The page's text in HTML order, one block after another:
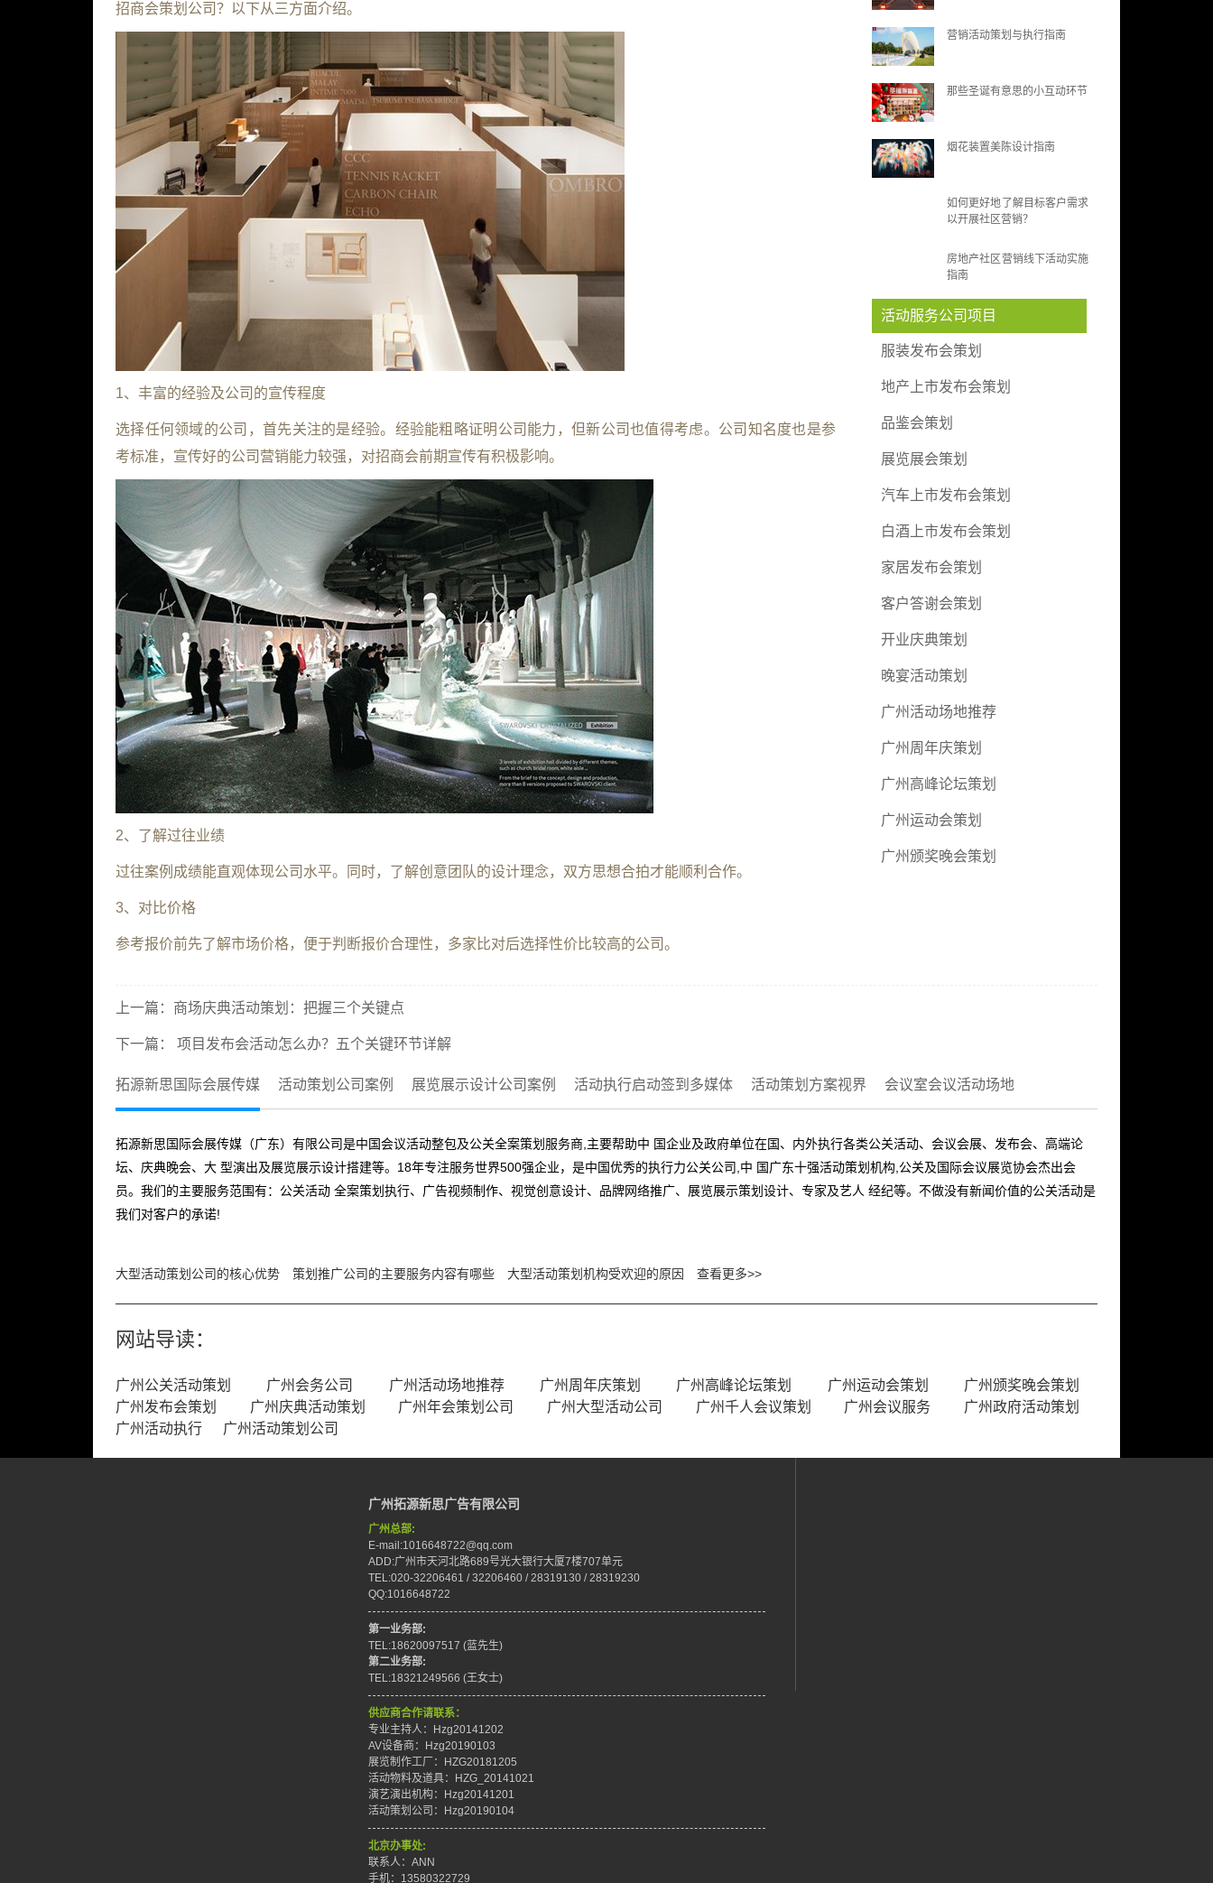
招商会策划公司？以下从三方面介绍。
1、丰富的经验及公司的宣传程度
选择任何领域的公司，首先关注的是经验。经验能粗略证明公司能力，但新公司也值得考虑。公司知名度也是参
考标准，宣传好的公司营销能力较强，对招商会前期宣传有积极影响。
2、了解过往业绩
过往案例成绩能直观体现公司水平。同时，了解创意团队的设计理念，双方思想合拍才能顺利合作。
3、对比价格
参考报价前先了解市场价格，便于判断报价合理性，多家比对后选择性价比较高的公司。
营销活动策划与执行指南
那些圣诞有意思的小互动环节
烟花装置美陈设计指南
如何更好地了解目标客户需求
以开展社区营销？
房地产社区营销线下活动实施
指南
活动服务公司项目
服装发布会策划
地产上市发布会策划
品鉴会策划
展览展会策划
汽车上市发布会策划
白酒上市发布会策划
家居发布会策划
客户答谢会策划
开业庆典策划
晚宴活动策划
广州活动场地推荐
广州周年庆策划
广州高峰论坛策划
广州运动会策划
广州颁奖晚会策划
上一篇： 商场庆典活动策划：把握三个关键点
下一篇： 项目发布会活动怎么办？五个关键环节详解
拓源新思国际会展传媒 活动策划公司案例 展览展示设计公司案例 活动执行启动签到多媒体 活动策划方案视界 会议室会议活动场地
拓源新思国际会展传媒（广东）有限公司是中国会议活动整包及公关全案策划服务商,主要帮助中 国企业及政府单位在国、内外执行各类公关活动、会议会展、发布会、高端论
坛、庆典晚会、大 型演出及展览展示设计搭建等。18年专注服务世界500强企业，是中国优秀的执行力公关公司,中 国广东十强活动策划机构,公关及国际会议展览协会杰出会
员。我们的主要服务范围有：公关活动 全案策划执行、广告视频制作、视觉创意设计、品牌网络推广、展览展示策划设计、专家及艺人 经纪等。不做没有新闻价值的公关活动是
我们对客户的承诺!
大型活动策划公司的核心优势 策划推广公司的主要服务内容有哪些 大型活动策划机构受欢迎的原因 查看更多>>
网站导读：
广州公关活动策划 广州会务公司 广州活动场地推荐 广州周年庆策划 广州高峰论坛策划 广州运动会策划
广州颁奖晚会策划
广州发布会策划
广州庆典活动策划 广州年会策划公司 广州大型活动公司 广州千人会议策划 广州会议服务
广州政府活动策划
广州活动执行
广州活动策划公司
广州拓源新思广告有限公司
广州总部:
E-mail:1016648722@qq.com
ADD:广州市天河北路689号光大银行大厦7楼707单元
TEL:020-32206461 / 32206460 / 28319130 / 28319230
QQ:1016648722
第一业务部:
TEL:18620097517 (蓝先生)
第二业务部:
TEL:18321249566 (王女士)
供应商合作请联系：
专业主持人：Hzg20141202
AV设备商：Hzg20190103
展览制作工厂：HZG20181205
活动物料及道具：HZG_20141021
演艺演出机构：Hzg20141201
活动策划公司：Hzg20190104
北京办事处:
联系人：ANN
手机：13580322729